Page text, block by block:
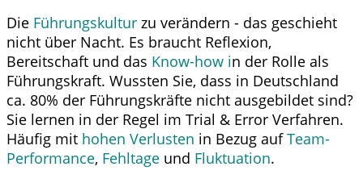
Die Führungskultur zu verändern - das geschieht
nicht über Nacht. Es braucht Reflexion,
Bereitschaft und das Know-how in der Rolle als
Führungskraft. Wussten Sie, dass in Deutschland
ca. 80% der Führungskräfte nicht ausgebildet sind?
Sie lernen in der Regel im Trial & Error Verfahren.
Häufig mit hohen Verlusten in Bezug aufTeam-
Performance, Fehltage und Fluktuation.